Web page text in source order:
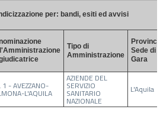
per: bandi, esiti ed avvisi
Tipo di
Amministrazione
Provincia
Sede di
Gara
1 - AVEZZANO-
L'AQUILA
AZIENDE DEL
SERVIZIO
SANITARIO
NAZIONALE
L'Aquila